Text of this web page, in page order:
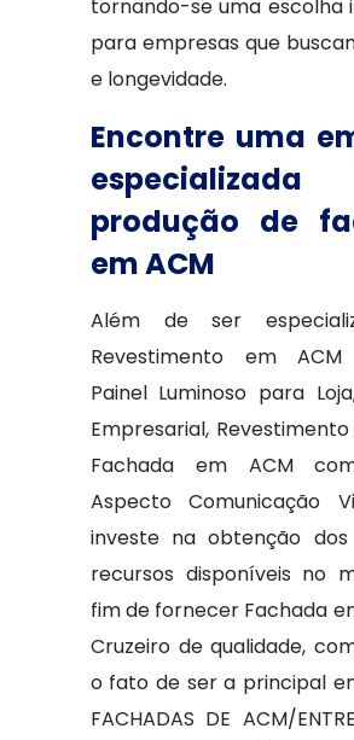
tornando-se uma escolha
para empresas que
e longevidade.
Encontre uma
produção de
em ACM
Além de ser
Revestimento em ACM
Painel Luminoso para
Empresarial,
Fachada em ACM
Aspecto Comunicação
investe na obtenção dos
recursos disponíveis no
fim de fornecer Fachada
Cruzeiro de qualidade,
o fato de ser a principal
FACHADAS DE ACM/